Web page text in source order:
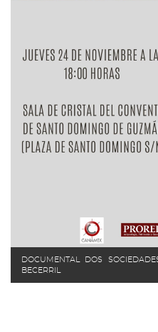
DOCUMENTAL DOS
BECERRIL